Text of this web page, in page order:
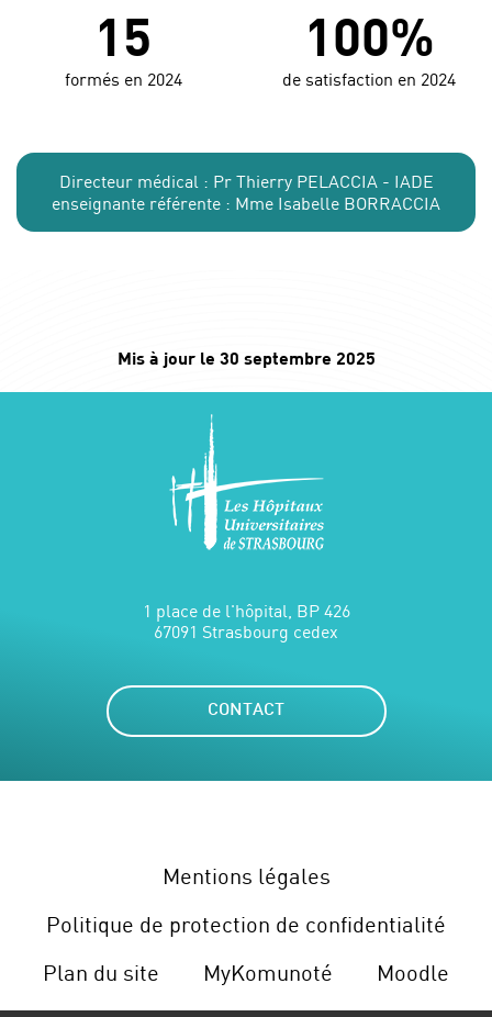
15
formés en 2024
100%
de satisfaction en 2024
Directeur médical : Pr Thierry PELACCIA - IADE
enseignante référente : Mme Isabelle BORRACCIA
Mis à jour le 30 septembre 2025
1 place de l'hôpital, BP 426
67091 Strasbourg cedex
CONTACT
Mentions légales
Politique de protection de confidentialité
Plan du site
MyKomunoté
Moodle